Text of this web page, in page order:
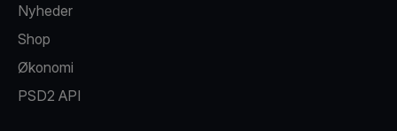
Nyheder
Shop
Økonomi
PSD2 API